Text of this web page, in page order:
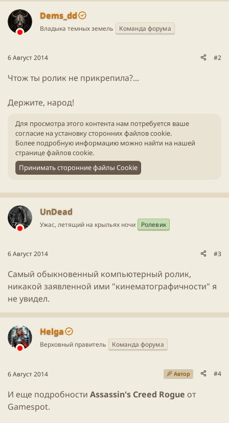
Dems_dd
Владыка темных земель Команда форума
6 Август 2014 #2
Чтож ты ролик не прикрепила?...
Держите, народ!
Для просмотра этого контента нам потребуется ваше
согласие на установку сторонних файлов cookie.
Более подробную информацию можно найти на нашей
странице файлов cookie.
Принимать сторонние файлы Cookie
UnDead
Ужас, летящий на крыльях ночи Ролевик
6 Август 2014 #3
Самый обыкновенный компьютерный ролик,
никакой заявленной ими "кинематографичности" я
не увидел.
Helga
Верховный правитель Команда форума
6 Август 2014 Автор #4
И еще подробности Assassin's Creed Rogue от
Gamespot.